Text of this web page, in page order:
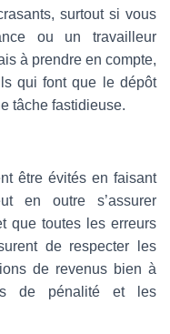
surtout si vous
ou un travailleur
à prendre en compte,
qui font que le dépôt
tâche fastidieuse.
être évités en faisant
en outre s’assurer
que toutes les erreurs
de respecter les
de revenus bien à
de pénalité et les